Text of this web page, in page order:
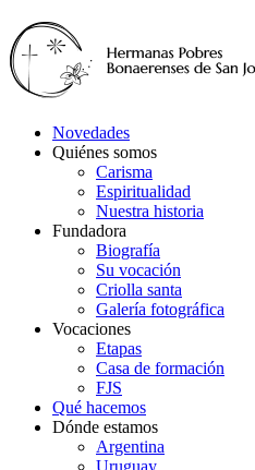
Novedades
Quiénes somos
Carisma
Espiritualidad
Nuestra historia
Fundadora
Biografía
Su vocación
Criolla santa
Galería fotográfica
Vocaciones
Etapas
Casa de formación
FJS
Qué hacemos
Dónde estamos
Argentina
Uruguay